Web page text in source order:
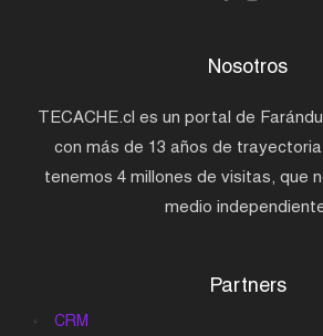
Nosotros
TECACHE.cl es un portal de
con más de 13 años de
tenemos 4 millones de visitas, que
medio
Partners
CRM